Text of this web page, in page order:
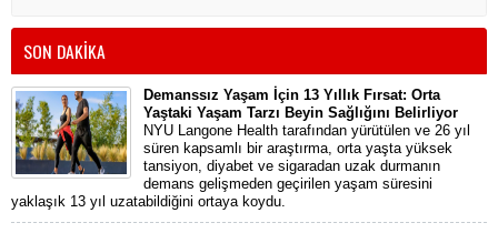
SON DAKİKA
Demanssız Yaşam İçin 13 Yıllık Fırsat: Orta
Yaştaki Yaşam Tarzı Beyin Sağlığını Belirliyor
NYU Langone Health tarafından yürütülen ve 26 yıl
süren kapsamlı bir araştırma, orta yaşta yüksek
tansiyon, diyabet ve sigaradan uzak durmanın
demans gelişmeden geçirilen yaşam süresini
yaklaşık 13 yıl uzatabildiğini ortaya koydu.